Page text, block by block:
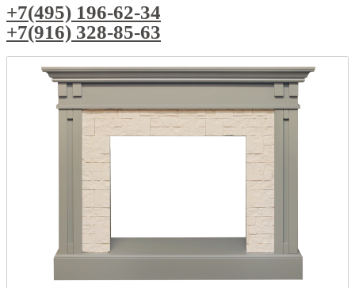
+7(495) 196-62-34
+7(916) 328-85-63